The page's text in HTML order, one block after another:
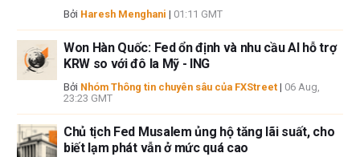
Bởi Haresh Menghani | 01:11 GMT
Won Hàn Quốc: Fed ổn định và nhu cầu AI hỗ trợ
KRW so với đô la Mỹ - ING
Bởi Nhóm Thông tin chuyên sâu của FXStreet | 06 Aug,
23:23 GMT
Chủ tịch Fed Musalem ủng hộ tăng lãi suất, cho
biết lạm phát vẫn ở mức quá cao